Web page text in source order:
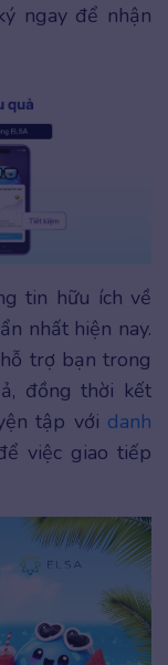
ngay để nhận
tin hữu ích về
nhất hiện nay.
trợ bạn trong
đồng thời kết
tập với danh
việc giao tiếp